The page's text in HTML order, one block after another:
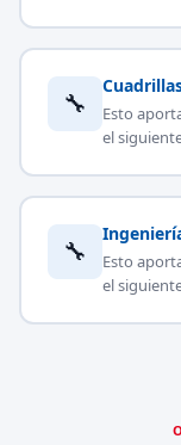
🔧
Esto
el
🔧
Esto
el